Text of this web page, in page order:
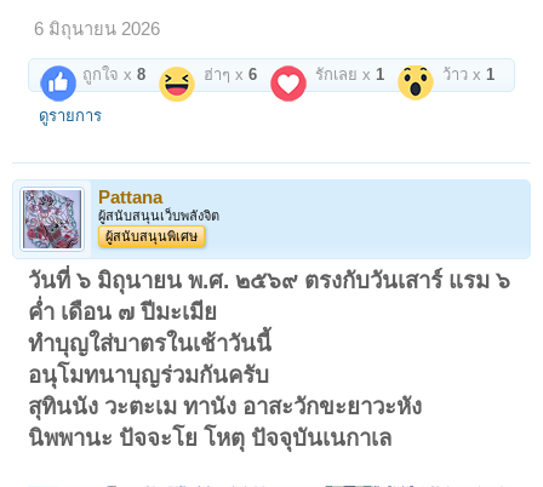
6 มิถุนายน 2026
ถูกใจ x8 ฮ่าๆ x6 รักเลย x 1 ว้าว x 1
ดูรายการ
Pattana
ผู้สนับสนุนเว็บพลังจิต
ผู้สนับสนุนพิเศษ
วันที่ ๖ มิถุนายน พ.ศ. ๒๕๖๙ ตรงกับวันเสาร์ แรม ๖
ค่ำ เดือน ๗ ปีมะเมีย
ทำบุญใส่บาตรในเช้าวันนี้
อนุโมทนาบุญร่วมกันครับ
สุทินนัง วะตะเม ทานัง อาสะวักขะยาวะหัง
นิพพานะ ปัจจะโย โหตุ ปัจจุบันเนกาเล